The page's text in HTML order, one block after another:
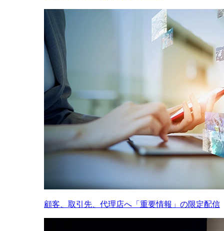
顧客、取引先、代理店へ「重要情報」の限定配信